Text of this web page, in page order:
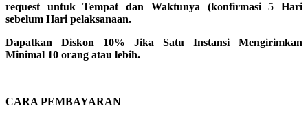
request untuk Tempat dan Waktunya (konfirmasi 5 Hari
sebelum Hari pelaksanaan.
Dapatkan Diskon 10% Jika Satu Instansi Mengirimkan
Minimal 10 orang atau lebih.
CARA PEMBAYARAN